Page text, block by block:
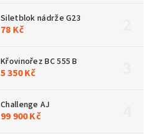
Siletblok nádrže G23
78 Kč
Křovinořez BC 555 B
5 350 Kč
Challenge AJ
99 900 Kč